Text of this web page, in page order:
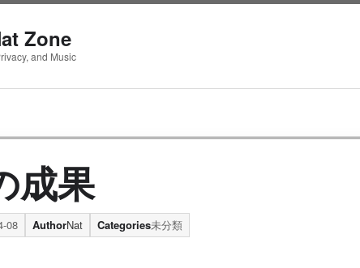
Zone
and Music
成果
08 AuthorNat Categories未分類